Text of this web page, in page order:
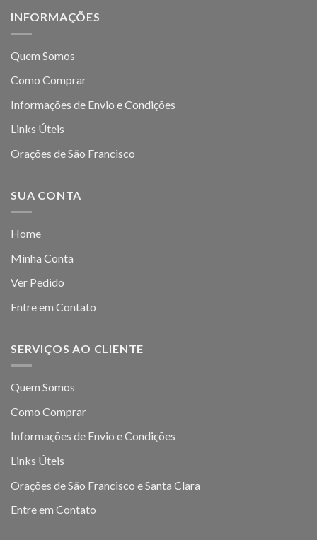
INFORMAÇÕES
Quem Somos
Como Comprar
Informações de Envio e Condições
Links Úteis
Orações de São Francisco
SUA CONTA
Home
Minha Conta
Ver Pedido
Entre em Contato
SERVIÇOS AO CLIENTE
Quem Somos
Como Comprar
Informações de Envio e Condições
Links Úteis
Orações de São Francisco e Santa Clara
Entre em Contato